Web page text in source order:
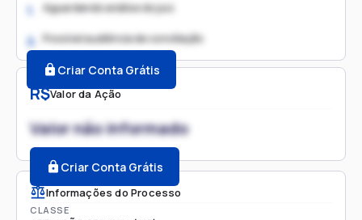
R$Valor da Ação
Valor não informado
Criar Conta Grátis
Informações do Processo
CLASSE
1. Aguardando análise do juiz
2. Possível audiência de conciliação
Criar Conta Grátis